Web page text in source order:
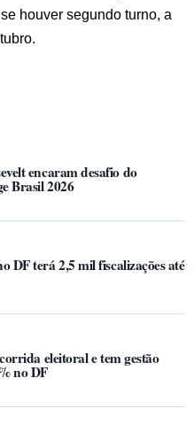
houver segundo turno, a
encaram desafio do
Brasil 2026
DF terá 2,5 mil fiscalizações até
eleitoral e tem gestão
no DF